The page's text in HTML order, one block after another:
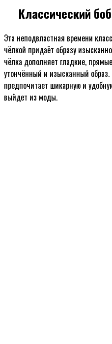
Классический
Эта неподвластная времени
чёлкой придаёт образу
чёлка дополняет гладкие,
утончённый и изысканный
предпочитает шикарную и
выйдет из моды.